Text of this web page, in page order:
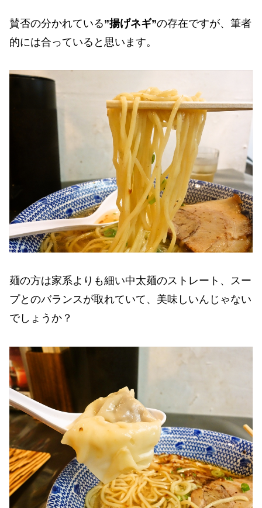
賛否の分かれている”揚げネギ”の存在ですが、筆者
的には合っていると思います。
麺の方は家系よりも細い中太麺のストレート、スー
プとのバランスが取れていて、美味しいんじゃない
でしょうか？